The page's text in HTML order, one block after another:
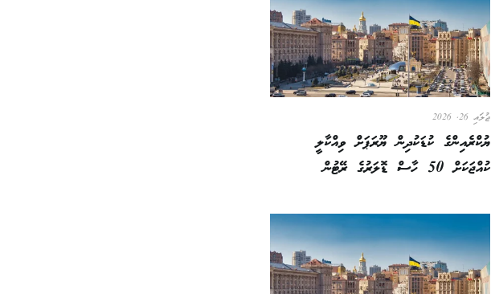
ޖުލައި 26, 2026
ޔުކްރެއިންގެ ކުޑަކުދިން ޔޫރަޕަށް ވިއްކާލީ
ކުއްޖަކަށް 50 ހާސް ޑޮލަރުގެ ރޭޓުން